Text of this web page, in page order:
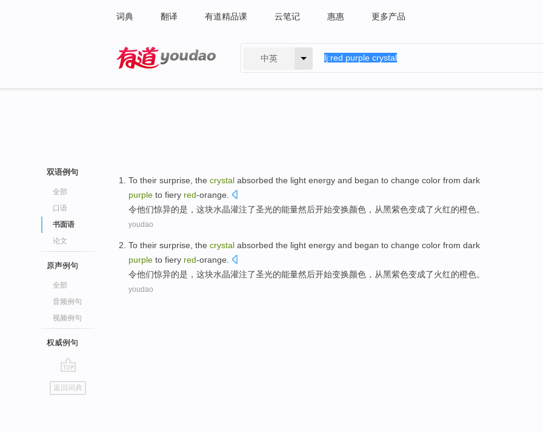
词典 翻译 有道精品课 云笔记 惠惠 更多产品
中英
双语例句
全部
口语
书面语
论文
原声例句
全部
音频例句
视频例句
权威例句
go
top
返回词典
To their surprise , the crystal absorbed the light energy and began to change color from dark
purple to fiery red-orange
令他们惊异的是，这块水晶灌注了圣光的能量然后开始变换颜色 ， 从黑紫色变成了火红的橙色。
youdao
To their surprise , the crystal absorbed the light energy and began to change color from dark
purple to fiery red-orange
令他们惊异的是，这块水晶灌注了圣光的能量然后开始变换颜色 ， 从黑紫色变成了火红的橙色。
youdao